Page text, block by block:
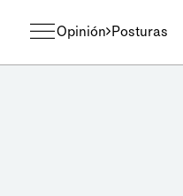
Opinión Posturas